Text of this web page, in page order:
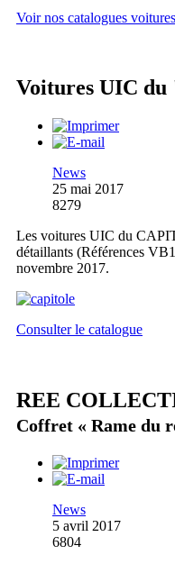
Voir nos catalogues
Voitures UIC
News
25 mai 2017
8279
Les voitures UIC du
détaillants (Références
novembre 2017.
Consulter le catalogue
REE
Coffret « Rame du
News
5 avril 2017
6804